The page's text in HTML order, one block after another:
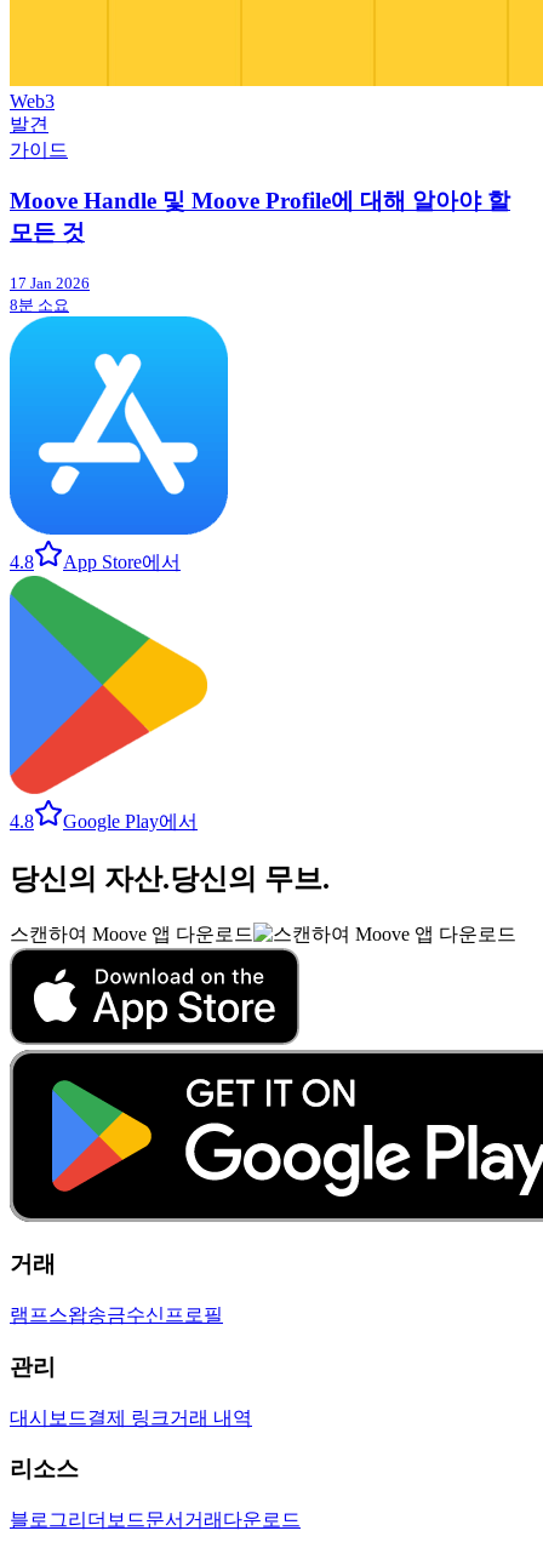
Web3
발견
가이드
Moove Handle 및 Moove Profile에 대해 알아야 할
모든 것
17 Jan 2026
8분 소요
4.8 App Store에서
4.8 Google Play에서
당신의 자산.당신의 무브.
스캔하여 Moove 앱 다운로드
거래
램프스왑송금수신 프로필
관리
대시보드결제 링크거래 내역
리소스
블로그리더보드문서 거래 다운로드